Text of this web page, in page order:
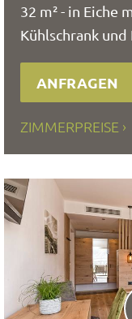
32 m² - in Eiche
Kühlschrank und
ANFRAGEN
ZIMMERPREISE